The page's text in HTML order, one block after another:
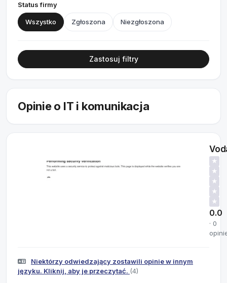
Status firmy
Wszystko Zgłoszona Niezgłoszona
Zastosuj filtry
Opinie o IT i komunikacja
★
★
★
★
★
0.0
· 0
Niektórzy odwiedzający zostawili opinie w innym
języku. Kliknij, aby je przeczytać. (4)